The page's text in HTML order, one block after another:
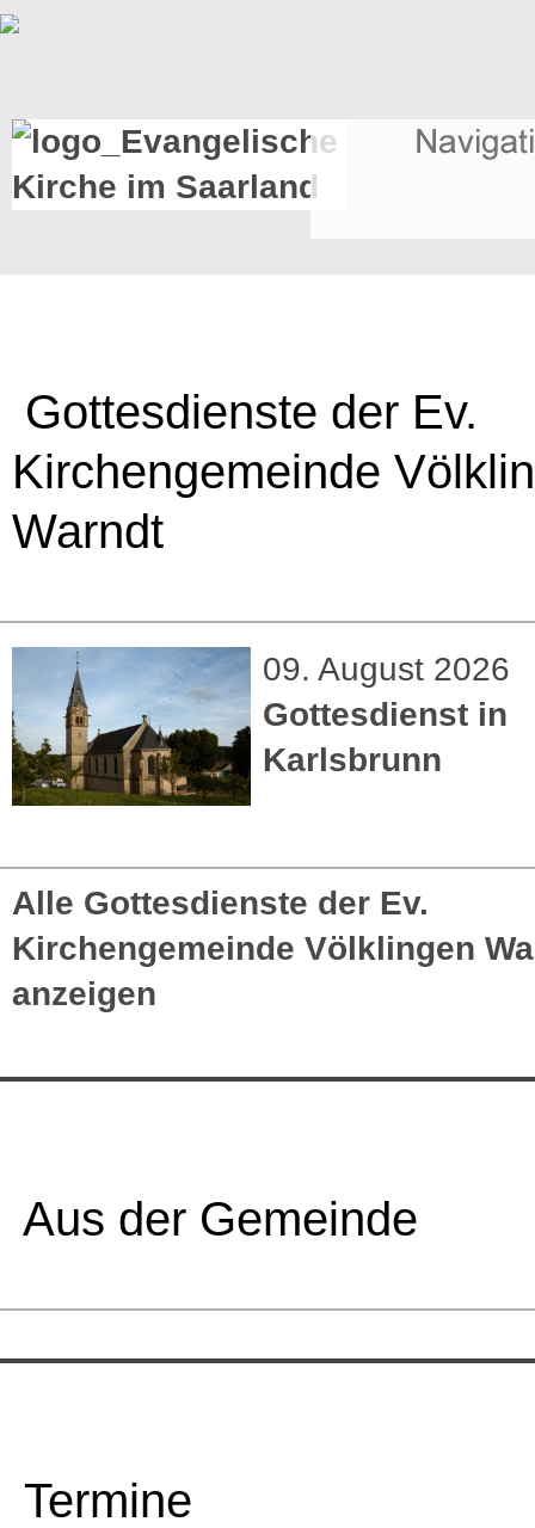
Gottesdienste der Ev.
Kirchengemeinde
Warndt
09. August 2026
Gottesdienst in
Karlsbrunn
Alle Gottesdienste der Ev.
Kirchengemeinde Völklingen
anzeigen
Aus der Gemeinde
Termine